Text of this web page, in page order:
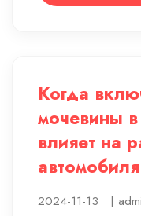
Когда
мочевины
влияет на
2024-11-13 |